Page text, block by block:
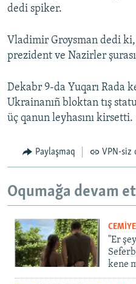
RFE/RS bütün saytları
dedi spiker.
Vladimir Groysman dedi
prezident ve Nazirler
Dekabr 9-da Yuqarı Rada
Ukrainanıñ bloktan tış
üç qanun leyhasını kirsetti.
Paylaşmaq VPN-siz
Oqumağa devam
"Er
kene